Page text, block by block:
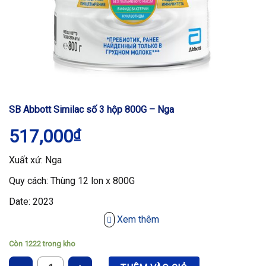
SB Abbott Similac số 3 hộp 800G – Nga
517,000₫
Xuất xứ: Nga
Quy cách: Thùng 12 lon x 800G
Date: 2023
Hệ Thống Nhà Thuốc Medilive phân phối sỉ & lẻ các dòng
sữa chất lượng cao từ các thương hiệu nổi tiếng trên thế giới
Xem thêm
Còn 1222 trong kho
SB Abbott Similac số 3 hộp 800G - Nga số lượng